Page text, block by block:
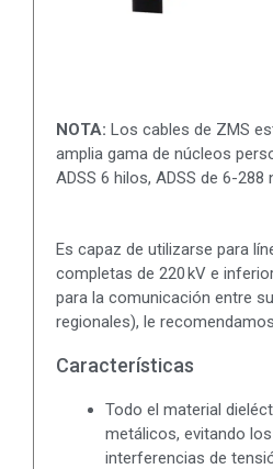
NOTA: Los cables de ZMS
amplia gama de núcleos
ADSS 6 hilos, ADSS de 6-288
Es capaz de utilizarse para
completas de 220 kV e
para la comunicación entre
regionales), le
Características
Todo el material
metálicos, evitando
interferencias de